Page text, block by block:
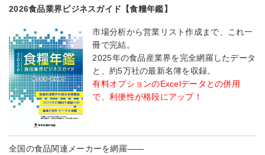
2026食品業界ビジネスガイド【食糧年鑑】
市場分析から営業リスト作成まで、これ一
冊で完結。
2025年の食品産業界を完全網羅したデータ
と、約5万社の最新名簿を収録。
有料オプションのExcelデータとの併用
で、利便性が格段にアップ！
全国の食品関連メーカーを網羅――